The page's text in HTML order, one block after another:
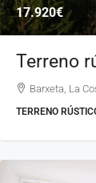
17.920€
Terreno
Barxeta, La
TERRENO